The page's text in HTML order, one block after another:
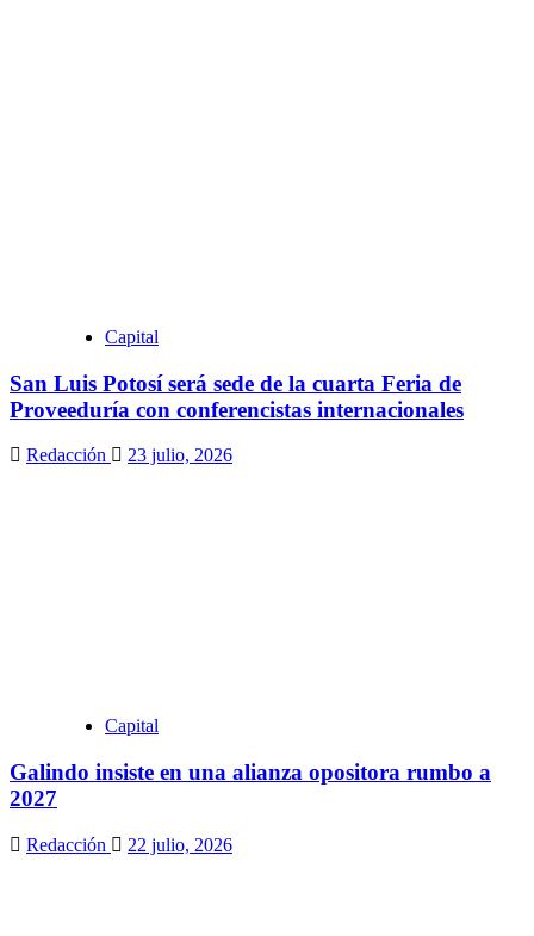
Capital
San Luis Potosí será sede de la cuarta Feria de
Proveeduría con conferencistas internacionales
Redacción 23 julio, 2026
Capital
Galindo insiste en una alianza opositora rumbo a
2027
Redacción 22 julio, 2026